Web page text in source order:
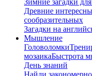
Зимние загадки
Древние
сообразительных
Загадки на
Мышление
Головоломки
мозаикаБыстрота
День знаний
Найди